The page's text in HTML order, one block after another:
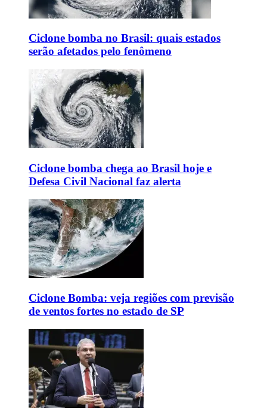
Ciclone bomba no Brasil: quais estados
serão afetados pelo fenômeno
Ciclone bomba chega ao Brasil hoje e
Defesa Civil Nacional faz alerta
Ciclone Bomba: veja regiões com previsão
de ventos fortes no estado de SP